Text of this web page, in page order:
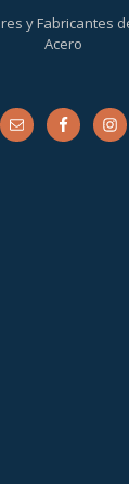
y Fabricantes
Acero